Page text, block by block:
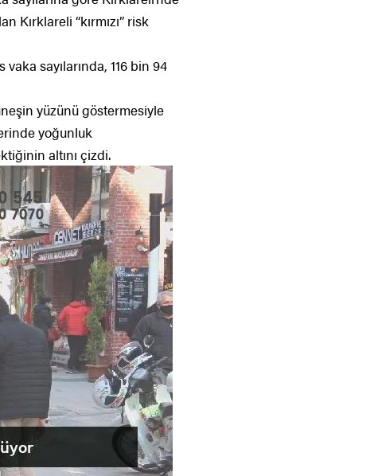
Kırklareli “kırmızı” risk
sayılarında, 116 bin 94
yüzünü göstermesiyle
yoğunluk
altını çizdi.